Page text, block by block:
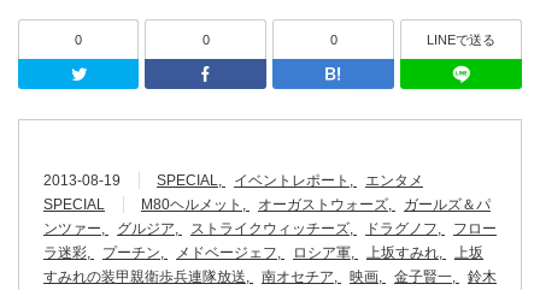
0
Twitter
0
Facebook
0
はてなブッ
LINEで送る
2013-08-19 SPECIAL イベントレポート
エンタメ
SPECIAL
M80ヘルメット オーガストウォーズ
ガールズ＆パ
ンツァー
グルジア ストライクウィッチーズ ドラグノフ
フロー
ラ迷彩
プーチン メドベージェフ ロシア軍 上坂すみれ
上坂
すみれの装甲親衛歩兵連隊放送
南オセチア 映画 金子賢一
鈴木